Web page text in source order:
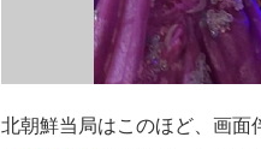
北朝鮮当局はこのほど、画面